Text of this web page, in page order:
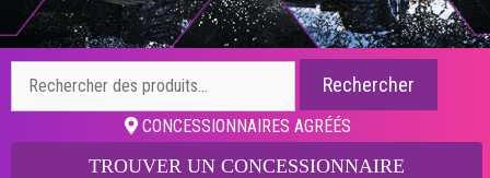
Rechercher
CONCESSIONNAIRES AGRÉÉS
TROUVER UN CONCESSIONNAIRE